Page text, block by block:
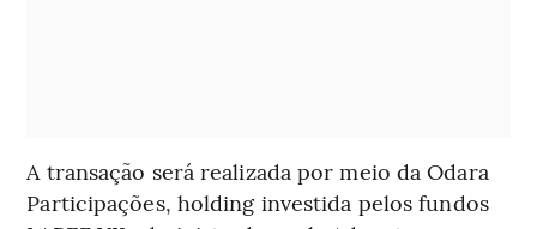
A transação será realizada por meio da Odara
Participações, holding investida pelos fundos